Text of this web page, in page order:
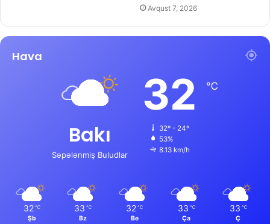
Avqust 7, 2026
Hava
Bakı
Səpələnmiş Buludlar
32 ℃
32º - 24º
53%
8.13 km/h
32 ℃
Şb
33 ℃
Bz
32 ℃
Be
33 ℃
Ça
33 ℃
Ç